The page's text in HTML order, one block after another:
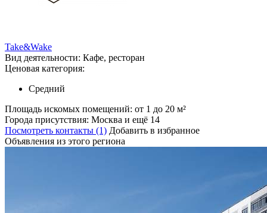
Take&Wake
Вид деятельности: Кафе, ресторан
Ценовая категория:
Средний
Площадь искомых помещений: от 1 до 20 м²
Города присутствия: Москва и ещё 14
Посмотреть контакты (1) Добавить в избранное
Объявления из этого региона